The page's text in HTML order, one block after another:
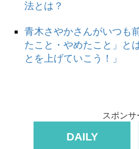
法とは？
青木さやかさんがいつも
たこと・やめたこと」と
とを上げていこう！」
スポンサ
DAILY